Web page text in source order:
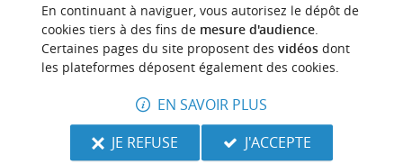
n
o
t
r
e
c
o
u
p
d
e
c
o
e
u
r
En continuant à naviguer, vous autorisez le dépôt de
cookies tiers à des fins de mesure d'audience.
Certaines pages du site proposent des vidéosdont
les plateformes déposent également des cookies.
EN SAVOIR PLUS
JE REFUSE
J'ACCEPTE